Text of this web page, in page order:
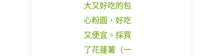
大又好吃的包
心粉圓，好吃
又便宜。採買
了花蓮薯（一